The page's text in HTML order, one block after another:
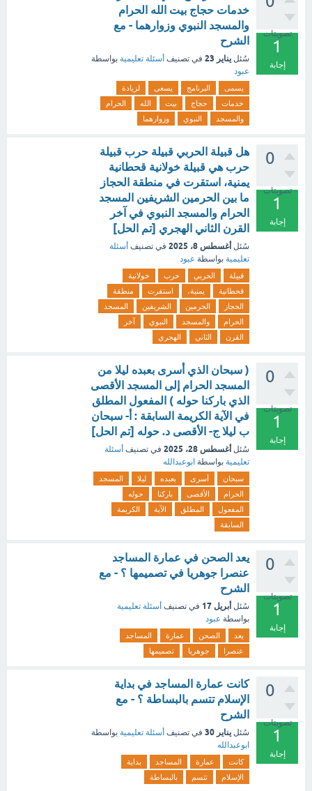
تصويتات
1
إجابة
خدمات حجاج بيت الله الحرام
والمسجد النبوي وزوارهما - مع
الشرح
سُئل يناير 23 في تصنيف أسئلة تعليمية بواسطة
عبود
يسمى البرنامج يسعى
لزيادة
خدمات
حجاج بيت الله
الحرام
والمسجد
النبوي وزوارهما
0
تصويتات
1
إجابة
هل قبيلة الحربي قبيلة حرب قبيلة
حرب هي قبيلة خولانية قحطانية
يمنية، استقرت في منطقة الحجاز
ما بين الحرمين الشريفين المسجد
الحرام والمسجد النبوي في آخر
القرن الثاني الهجري [تم الحل]
سُئل أغسطس 8، 2025 في تصنيف أسئلة
تعليمية بواسطة عبود
قبيلة الحربي حرب
خولانية
قحطانية
يمنية، استقرت
منطقة
الحجاز
الحرمين الشريفين
المسجد
الحرام
والمسجد النبوي
آخر
القرن
الثاني الهجري
0
تصويتات
1
إجابة
( سبحان الذي أسرى بعبده ليلا من
المسجد الحرام إلى المسجد الأقصى
الذي باركنا حوله ) المفعول المطلق
في الآية الكريمة السابقة : أ- سبحان
ب ليلا ج- الأقصى د. حوله [تم الحل]
سُئل أغسطس 28، 2025 في تصنيف أسئلة
تعليمية بواسطة ابوعبدالله
سبحان أسرى بعبده ليلا
المسجد
الحرام
الأقصى باركنا
حوله
المفعول
المطلق الآية
الكريمة
السابقة
0
تصويتات
1
إجابة
يعد الصحن في عمارة المساجد
عنصرا جوهريا في تصميمها ؟ - مع
الشرح
سُئل أبريل 17 في تصنيف أسئلة تعليمية
بواسطة عبود
يعد الصحن عمارة
المساجد
عنصرا
جوهريا تصميمها
0
تصويتات
1
إجابة
كانت عمارة المساجد في بداية
الإسلام تتسم بالبساطة ؟ - مع
الشرح
سُئل يناير 30 في تصنيف أسئلة تعليمية بواسطة
ابوعبدالله
كانت عمارة المساجد
بداية
الإسلام
تتسم بالبساطة